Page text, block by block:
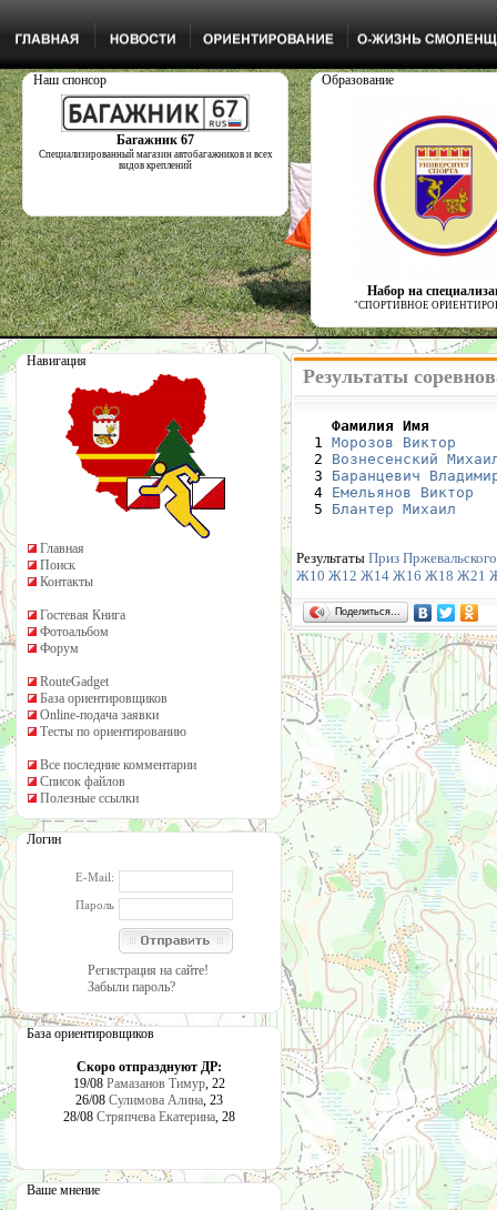
Наш спонсор
Багажник 67
Специализированный магазин автобагажников и всех
видов креплений
Образование
Набор на
"СПОРТИВНОЕ
Навигация
Главная
Поиск
Контакты
Гостевая Книга
Фотоальбом
Форум
RouteGadget
База ориентировщиков
Online-подача заявки
Тесты по ориентированию
Все последние комментарии
Список файлов
Полезные ссылки
Логин
E-Mail:
Пароль
Регистрация на сайте!
Забыли пароль?
База ориентировщиков
Скоро отпразднуют ДР:
19/08 Рамазанов Тимур, 22
26/08 Сулимова Алина, 23
28/08 Стряпчева Екатерина, 28
Ваше мнение
Результаты
Фамилия Имя
1 Морозов Виктор
  2
Вознесенский
  3
Баранцевич
  4
Емельянов Виктор
  5
Блантер Михаил
Результаты Приз
Ж10 Ж12 Ж14 Ж16 Ж18 Ж21
Поделиться…